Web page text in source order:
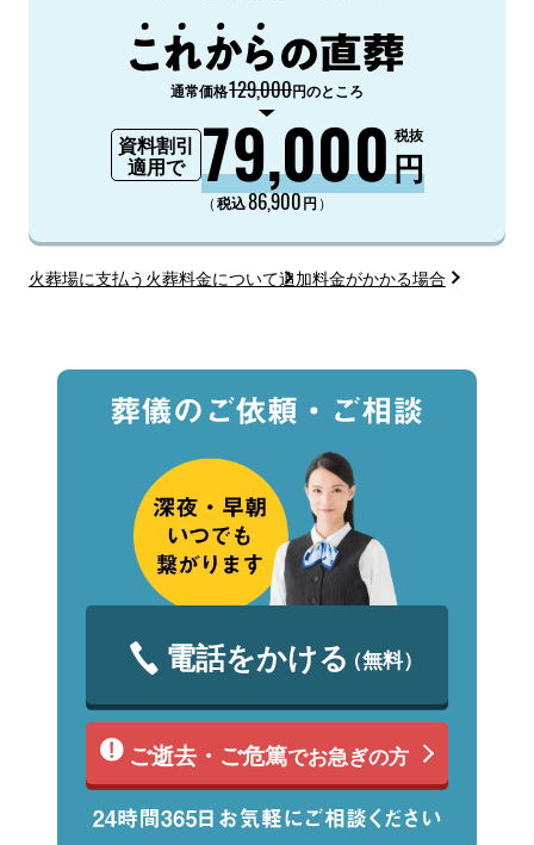
通常価格129,000円のところ
資料割引
適用で
79,000円
税抜
（税込86,900円 ）
火葬場に支払う火葬料金について追加料金がかかる場合
電話をかける（無料）
ご逝去・ご危篤でお急ぎの方